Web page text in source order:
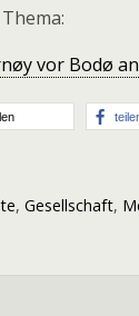
vor Bodø
, Gesellschaft,